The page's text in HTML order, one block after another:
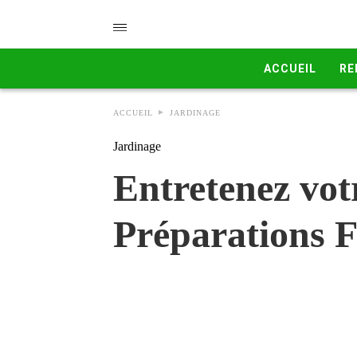
ACCUEIL
ACCUEIL JARDINAGE
Jardinage
Entretenez
Préparations